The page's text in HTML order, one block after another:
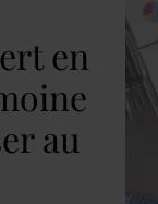
en
au